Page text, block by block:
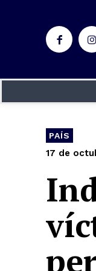
PAÍS
17 de